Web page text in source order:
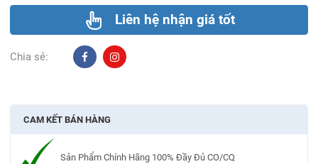
Liên hệ nhận giá tốt
Chia sẻ:
CAM KẾT BÁN HÀNG
Sản Phẩm Chính Hãng 100% Đầy Đủ CO/CQ